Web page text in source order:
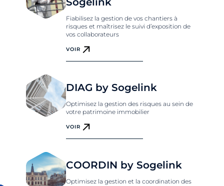
Fiabilisez la gestion de vos chantiers à
risques et maîtrisez le suivi d’exposition de
vos collaborateurs
VOIR
DIAG by Sogelink
Optimisez la gestion des risques au sein de
votre patrimoine immobilier
VOIR
COORDIN by Sogelink
Optimisez la gestion et la coordination des